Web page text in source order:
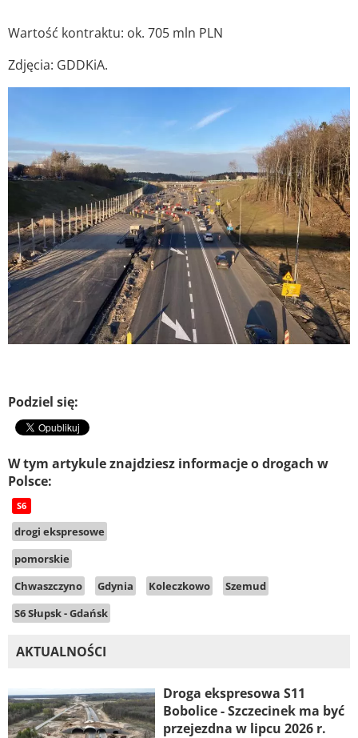
Wartość kontraktu: ok. 705 mln PLN
Zdjęcia: GDDKiA.
Podziel się:
W tym artykule znajdziesz informacje o drogach w
Polsce:
S6
drogi ekspresowe
pomorskie
Chwaszczyno
Gdynia Koleczkowo
Szemud
S6 Słupsk - Gdańsk
AKTUALNOŚCI
Droga ekspresowa S11
Bobolice - Szczecinek ma być
przejezdna w lipcu 2026 r.